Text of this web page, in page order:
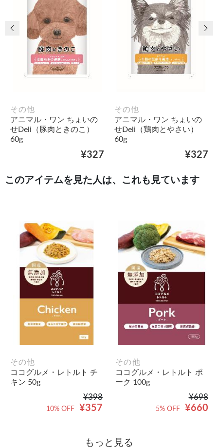
その他
アニマル・ワン ちょいの
せDeli（豚肉ときのこ）
60g
¥327
その他
アニマル・ワン ちょいの
せDeli（鶏肉とやさい）
60g
¥327
前の画像 次
このアイテムを見た人は、これも見ています
その他
ココグルメ・レトルト チ
キン 50g
¥398
¥357
10% OFF
その他
ココグルメ・レトルト ポ
ーク 100g
¥698
¥660
5% OFF
もっと見る